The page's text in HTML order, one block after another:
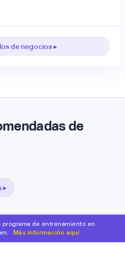
de negocios ▸
de
▸
de entrenamiento en
Más información aquí